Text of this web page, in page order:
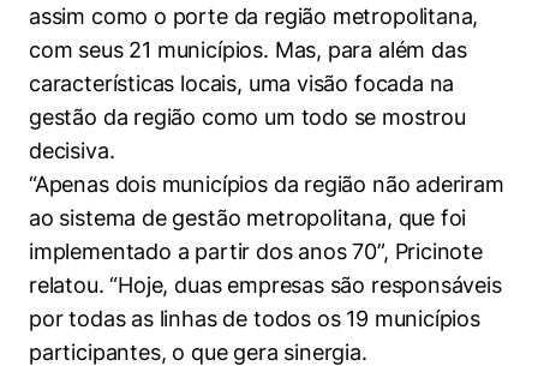
assim como o porte da região metropolitana,
com seus 21 municípios. Mas, para além das
características locais, uma visão focada na
gestão da região como um todo se mostrou
decisiva.
“Apenas dois municípios da região não aderiram
ao sistema de gestão metropolitana, que foi
implementado a partir dos anos 70”, Pricinote
relatou. “Hoje, duas empresas são responsáveis
por todas as linhas de todos os 19 municípios
participantes, o que gera sinergia.